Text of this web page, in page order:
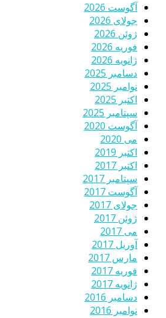
آگوست 2026
جولای 2026
ژوئن 2026
فوریه 2026
ژانویه 2026
دسامبر 2025
نوامبر 2025
اکتبر 2025
سپتامبر 2025
آگوست 2020
می 2020
اکتبر 2019
اکتبر 2017
سپتامبر 2017
آگوست 2017
جولای 2017
ژوئن 2017
می 2017
آوریل 2017
مارس 2017
فوریه 2017
ژانویه 2017
دسامبر 2016
نوامبر 2016